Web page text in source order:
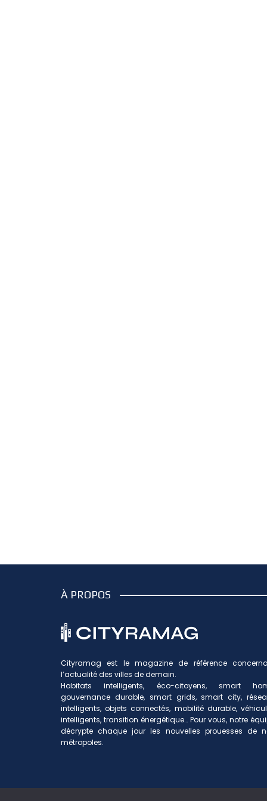
À PROPOS
Cityramag est le magazine de référence
l’actualité des villes de demain.
Habitats intelligents, éco-citoyens, smart
gouvernance durable, smart grids, smart city,
intelligents, objets connectés, mobilité durable,
intelligents, transition énergétique… Pour vous, notre
décrypte chaque jour les nouvelles prouesses de
métropoles.